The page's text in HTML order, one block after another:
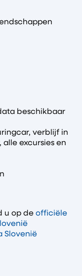
beschikbaar
verblijf in
excursies en
u op de officiële
Slovenië